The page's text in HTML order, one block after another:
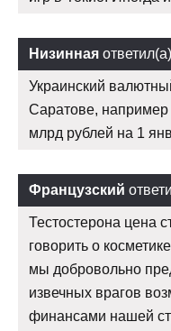
Низинная ответил(а)
Украинский
Саратове, например
млрд рублей на 1
Французский
Тестостерона цена
говорить о
мы добровольно
извечных врагов
финансами нашей